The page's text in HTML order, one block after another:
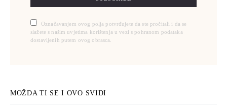
Označavanjem ovog polja potvrđujete da ste pročitali i da se
slažete s našim uvjetima korištenja u vezi s pohranom podataka
dostavljenih putem ovog obrasca.
MOŽDA TI SE I OVO SVIDI